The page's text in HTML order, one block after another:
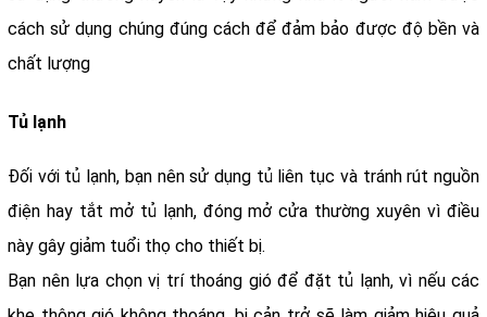
cách sử dụng chúng đúng cách để đảm bảo được độ bền và
chất lượng
Tủ lạnh
Đối với tủ lạnh, bạn nên sử dụng tủ liên tục và tránh rút nguồn
điện hay tắt mở tủ lạnh, đóng mở cửa thường xuyên vì điều
này gây giảm tuổi thọ cho thiết bị.
Bạn nên lựa chọn vị trí thoáng gió để đặt tủ lạnh, vì nếu các